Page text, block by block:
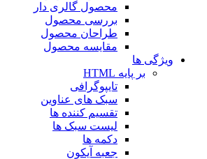
محصول گالری دار
بررسی محصول
طراحان محصول
مقایسه محصول
ویژگی ها
بر پایه HTML
تایپوگرافی
سبک های عناوین
تقسیم کننده ها
لیست سبک ها
دکمه ها
جعبه آیکون